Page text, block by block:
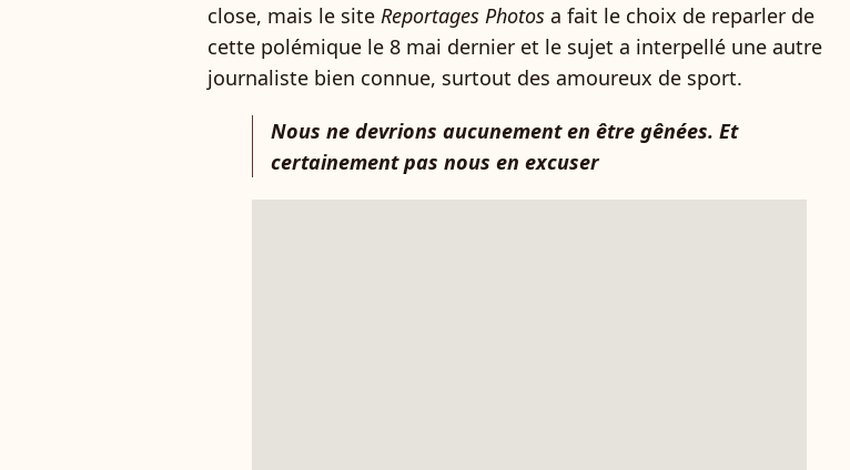
close, mais le site Reportages Photos a fait le choix de reparler de
cette polémique le 8 mai dernier et le sujet a interpellé une autre
journaliste bien connue, surtout des amoureux de sport.
Nous ne devrions aucunement en être gênées. Et
certainement pas nous en excuser